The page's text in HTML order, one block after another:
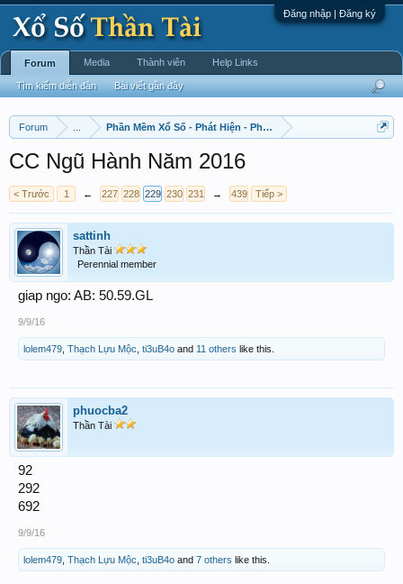
Đăng nhập | Đăng ký
Forum Phần Mềm Xổ Số - Phát Hiện - Phát Triển
CC Ngũ Hành Năm 2016
< Trước 1 ← 227 228 229 230 231 → 439 Tiếp >
sattinh
Thần Tài
Perennial member
giap ngo: AB: 50.59.GL
9/9/16
lolem479 Thạch Lựu Mộc ti3uB4o and 11 others like this.
phuocba2
Thần Tài
92
292
692
9/9/16
lolem479 Thạch Lựu Mộc ti3uB4o and 7 others like this.
Forum
Tìm kiếm diễn đàn Bài viết gần đây
Media Thành viên Help Links